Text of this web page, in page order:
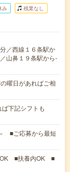
み 残業なし
／西線１６条駅か
山鼻１９条駅から-
曜日があればご相
下記シフトも
■ご応募から最短
OK ■扶養内OK ■